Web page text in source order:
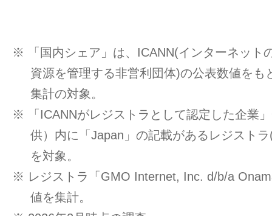
※ 「国内シェア」は、ICANN(インターネット
資源を管理する非営利団体)の公表数値をも
集計の対象。
※ 「ICANNがレジストラとして認定した企業
供）内に「Japan」の記載があるレジスト
を対象。
※ レジストラ「GMO Internet, Inc. d/b/a
値を集計。